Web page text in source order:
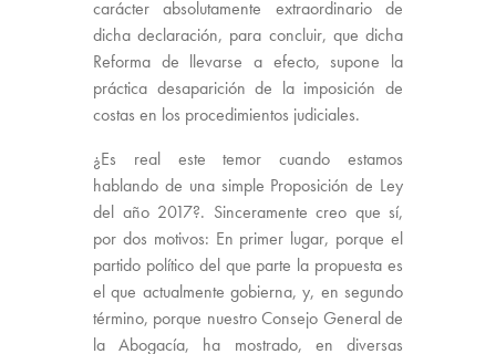
carácter absolutamente extraordinario de
dicha declaración, para concluir, que dicha
Reforma de llevarse a efecto, supone la
práctica desaparición de la imposición de
costas en los procedimientos judiciales.
¿Es real este temor cuando estamos
hablando de una simple Proposición de Ley
del año 2017?. Sinceramente creo que sí,
por dos motivos: En primer lugar, porque el
partido político del que parte la propuesta es
el que actualmente gobierna, y, en segundo
término, porque nuestro Consejo General de
la Abogacía, ha mostrado, en diversas